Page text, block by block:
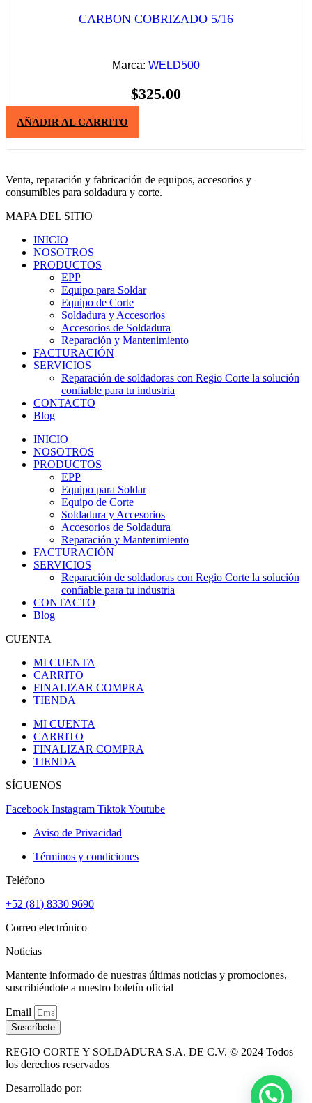
CARBON COBRIZADO 5/16
Marca: WELD500
$325.00
AÑADIR AL CARRITO
Venta, reparación y fabricación de equipos, accesorios y
consumibles para soldadura y corte.
MAPA DEL SITIO
INICIO
NOSOTROS
PRODUCTOS
EPP
Equipo para Soldar
Equipo de Corte
Soldadura y Accesorios
Accesorios de Soldadura
Reparación y Mantenimiento
FACTURACIÓN
SERVICIOS
Reparación de soldadoras con Regio Corte la solución
confiable para tu industria
CONTACTO
Blog
INICIO
NOSOTROS
PRODUCTOS
EPP
Equipo para Soldar
Equipo de Corte
Soldadura y Accesorios
Accesorios de Soldadura
Reparación y Mantenimiento
FACTURACIÓN
SERVICIOS
Reparación de soldadoras con Regio Corte la solución
confiable para tu industria
CONTACTO
Blog
CUENTA
MI CUENTA
CARRITO
FINALIZAR COMPRA
TIENDA
MI CUENTA
CARRITO
FINALIZAR COMPRA
TIENDA
SÍGUENOS
Facebook Instagram TiktokYoutube
Aviso de Privacidad
Términos y condiciones
Teléfono
+52 (81) 8330 9690
Correo electrónico
Noticias
Mantente informado de nuestras últimas noticias y promociones,
suscribiéndote a nuestro boletín oficial
Email
Suscríbete
REGIO CORTE Y SOLDADURA S.A. DE C.V. © 2024 Todos
los derechos reservados
Desarrollado por: